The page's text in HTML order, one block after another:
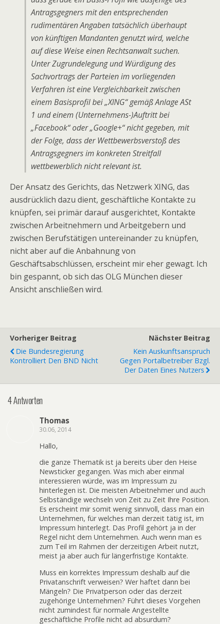
Antragsgegners mit den entsprechenden
rudimentären Angaben tatsächlich überhaupt
von künftigen Mandanten genutzt wird, welche
auf diese Weise einen Rechtsanwalt suchen.
Unter Zugrundelegung und Würdigung des
Sachvortrags der Parteien im vorliegenden
Verfahren ist eine Vergleichbarkeit zwischen
einem Basisprofil bei „XING“ gemäß Anlage ASt
1 und einem (Unternehmens-)Auftritt bei
„Facebook“ oder „Google+“ nicht gegeben, mit
der Folge, dass der Wettbewerbsverstoß des
Antragsgegners im konkreten Streitfall
wettbewerblich nicht relevant ist.
Der Ansatz des Gerichts, das Netzwerk XING, das
ausdrücklich dazu dient, geschäftliche Kontakte zu
knüpfen, sei primär darauf ausgerichtet, Kontakte
zwischen Arbeitnehmern und Arbeitgebern und
zwischen Berufstätigen untereinander zu knüpfen,
nicht aber auf die Anbahnung von
Geschäftsabschlüssen, erscheint mir eher gewagt. Ich
bin gespannt, ob sich das OLG München dieser
Ansicht anschließen wird.
Vorheriger Beitrag
Die Bundesregierung
Kontrolliert Den BND Nicht
Nächster Beitrag
Kein Auskunftsanspruch
Gegen Portalbetreiber Bzgl.
Der Daten Eines Nutzers
4 Antworten
Thomas
30.06, 2014
Hallo,
die ganze Thematik ist ja bereits über den Heise
Newsticker gegangen. Was mich aber einmal
interessieren würde, was im Impressum zu
hinterlegen ist. Die meisten Arbeitnehmer und auch
Selbständige wechseln von Zeit zu Zeit Ihre Position.
Es erscheint mir somit wenig sinnvoll, dass man ein
Unternehmen, für welches man derzeit tätig ist, im
Impressum hinterlegt. Das Profil gehört ja in der
Regel nicht dem Unternehmen. Auch wenn man es
zum Teil im Rahmen der derzeitigen Arbeit nutzt,
meist ja aber auch für längerfristige Kontakte.
Muss ein korrektes Impressum deshalb auf die
Privatanschrift verweisen? Wer haftet dann bei
Mängeln? Die Privatperson oder das derzeit
zugehörige Unternehmen? Führt dieses Vorgehen
nicht zumindest für normale Angestellte
geschäftliche Profile nicht ad absurdum?